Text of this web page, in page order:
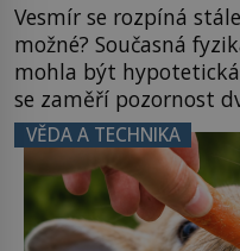
Vesmír se rozpíná
možné? Současná
mohla být
se zaměří pozornost
Namísto ní ale objeví
hmatatelnějšího.
Astronomové Pedro
mravenčí prací
Průzkumu temné
VĚDA A TECHNIKA